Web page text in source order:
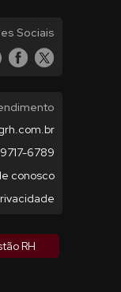
Sociais
6789
conosco
RH